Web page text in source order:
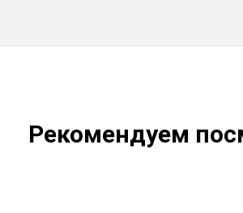
Рекомендуем